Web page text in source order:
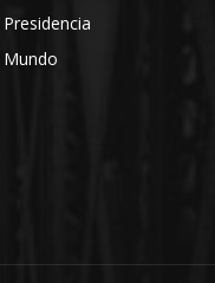
Presidencia
Mundo